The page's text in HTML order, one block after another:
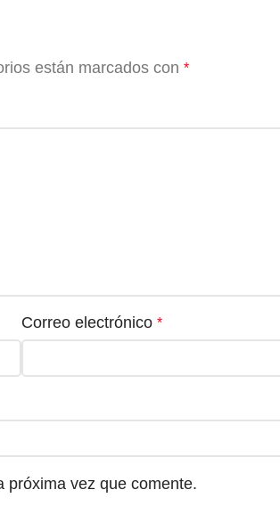
están marcados con *
Correo electrónico *
próxima vez que comente.